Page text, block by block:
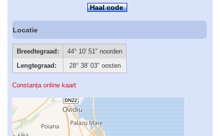
Haal code
Locatie
Breedtegraad:
44° 10′ 51″ noorden
Lengtegraad:
28° 38′ 03″ oosten
Constanța online kaart